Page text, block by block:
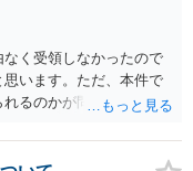
します。 上記を経て、
であれば、まずは交渉
のとおり、詐欺である
が出来るのであれば、
事上の詐欺の立証以上
は、一度、最寄りの警察
体的な見通しに関して
士にご相談された方が
く受領しなかったので
います。ただ、本件で
るのかが問題になるた